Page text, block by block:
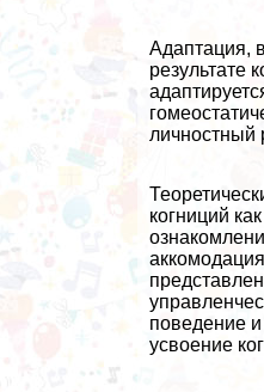
Адаптация,
результате
личностный
когниций
поведение
усвоение